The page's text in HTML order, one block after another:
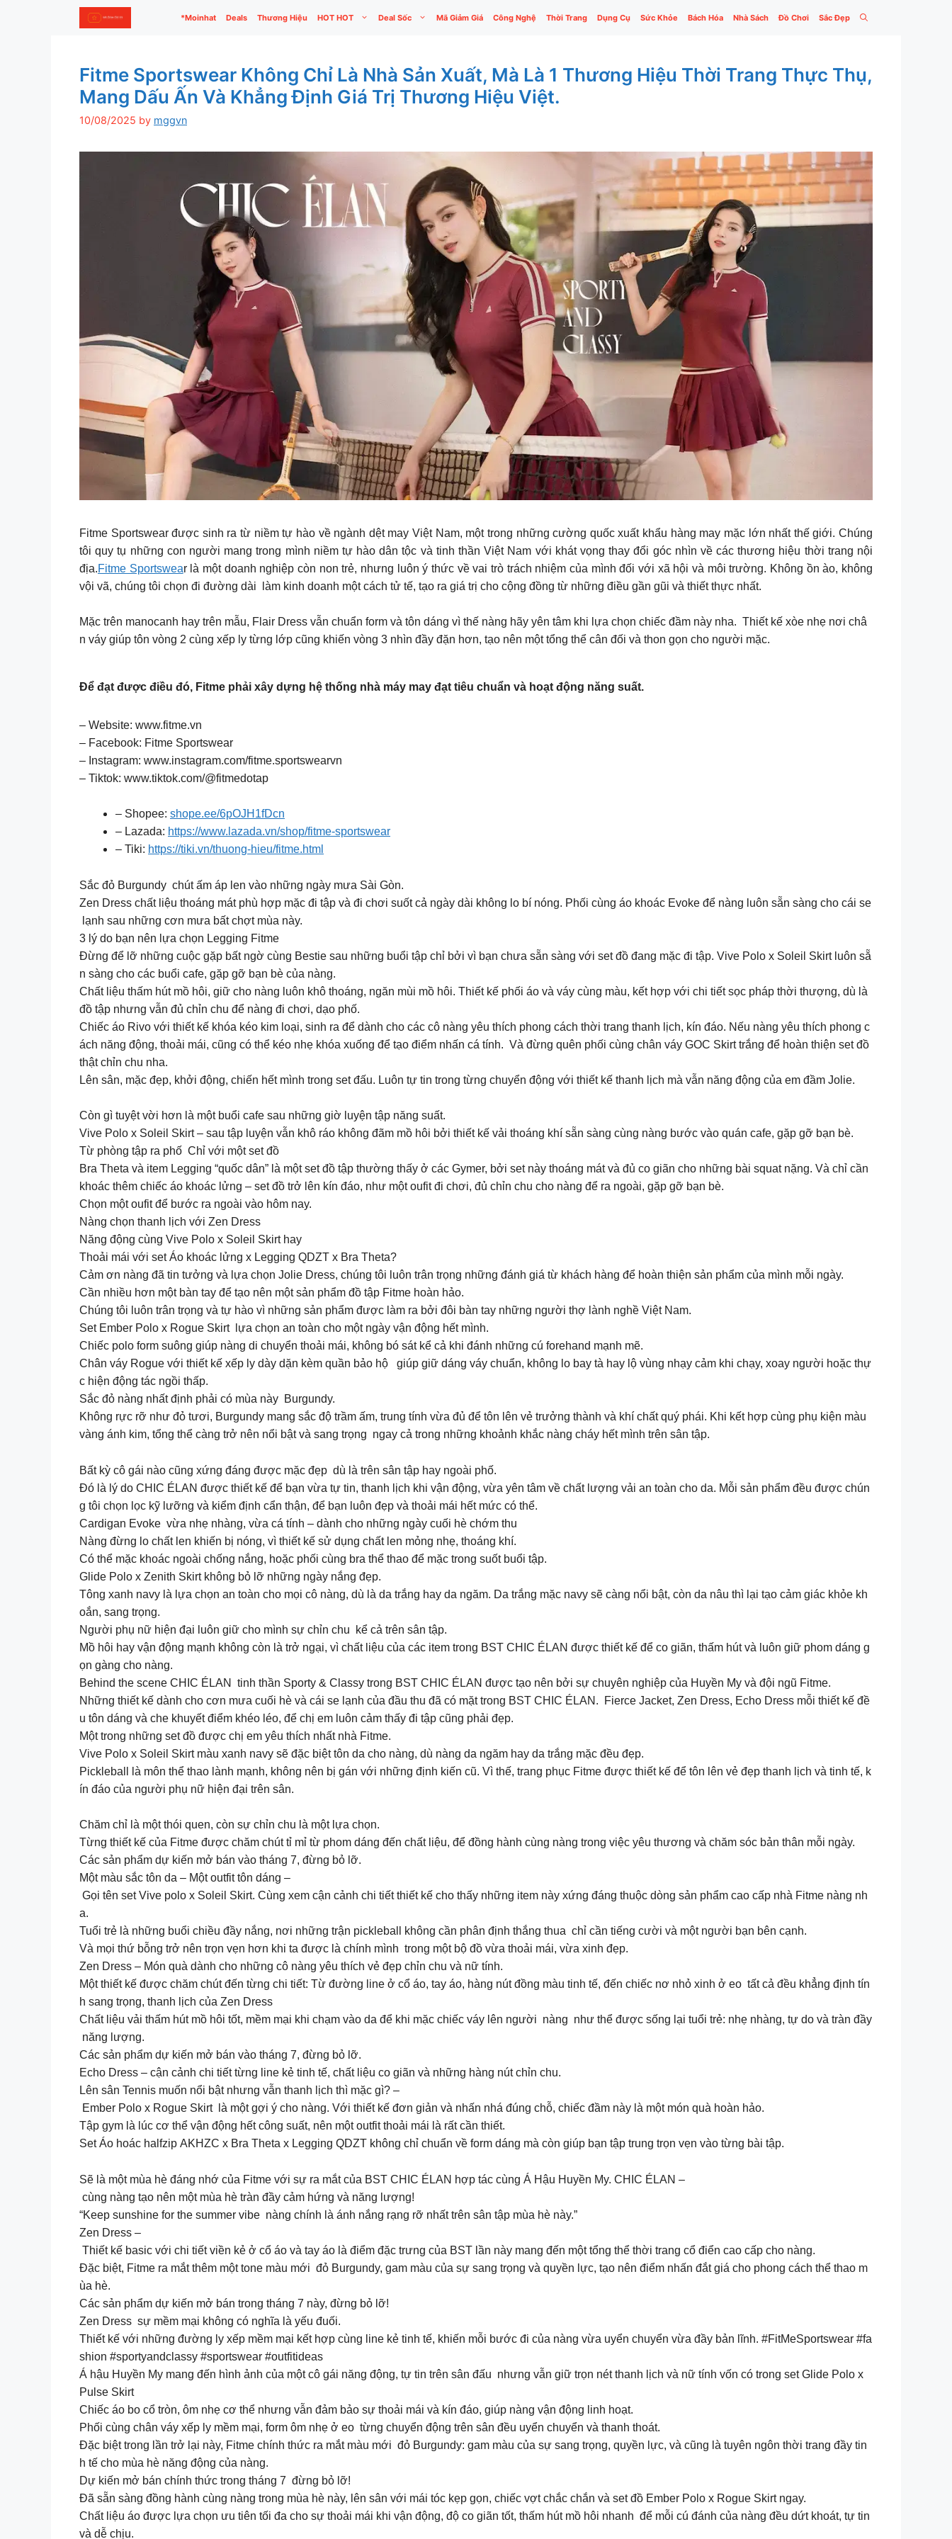
*Moinhat Deals Thương Hiệu HOT HOT Deal Sốc Mã Giảm Giá Công Nghệ Thời Trang Dụng Cụ Sức Khỏe Bách Hóa Nhà Sách Đồ Chơi Sắc Đẹp
Fitme Sportswear Không Chỉ Là Nhà Sản Xuất, Mà Là 1 Thương Hiệu Thời Trang Thực Thụ,
Mang Dấu Ấn Và Khẳng Định Giá Trị Thương Hiệu Việt.
10/08/2025 by mggvn
Fitme Sportswear được sinh ra từ niềm tự hào về ngành dệt may Việt Nam, một trong những cường quốc xuất khẩu hàng may mặc lớn nhất thế giới. Chúng
tôi quy tụ những con người mang trong mình niềm tự hào dân tộc và tinh thần Việt Nam với khát vọng thay đổi góc nhìn về các thương hiệu thời trang nội
địa.Fitme Sportswear là một doanh nghiệp còn non trẻ, nhưng luôn ý thức về vai trò trách nhiệm của mình đối với xã hội và môi trường. Không ồn ào, không
vội vã, chúng tôi chọn đi đường dài làm kinh doanh một cách tử tế, tạo ra giá trị cho cộng đồng từ những điều gần gũi và thiết thực nhất.
Mặc trên manocanh hay trên mẫu, Flair Dress vẫn chuẩn form và tôn dáng vì thế nàng hãy yên tâm khi lựa chọn chiếc đầm này nha. Thiết kế xòe nhẹ nơi châ
n váy giúp tôn vòng 2 cùng xếp ly từng lớp cũng khiến vòng 3 nhìn đầy đặn hơn, tạo nên một tổng thể cân đối và thon gọn cho người mặc.
Để đạt được điều đó, Fitme phải xây dựng hệ thống nhà máy may đạt tiêu chuẩn và hoạt động năng suất.
– Website: www.fitme.vn
– Facebook: Fitme Sportswear
– Instagram: www.instagram.com/fitme.sportswearvn
– Tiktok: www.tiktok.com/@fitmedotap
– Shopee: shope.ee/6pOJH1fDcn
– Lazada: https://www.lazada.vn/shop/fitme-sportswear
– Tiki: https://tiki.vn/thuong-hieu/fitme.html
Sắc đỏ Burgundy chút ấm áp len vào những ngày mưa Sài Gòn.
Zen Dress chất liệu thoáng mát phù hợp mặc đi tập và đi chơi suốt cả ngày dài không lo bí nóng. Phối cùng áo khoác Evoke để nàng luôn sẵn sàng cho cái se
lạnh sau những cơn mưa bất chợt mùa này.
3 lý do bạn nên lựa chọn Legging Fitme
Đừng để lỡ những cuộc gặp bất ngờ cùng Bestie sau những buổi tập chỉ bởi vì bạn chưa sẵn sàng với set đồ đang mặc đi tập. Vive Polo x Soleil Skirt luôn sẵ
n sàng cho các buổi cafe, gặp gỡ bạn bè của nàng.
Chất liệu thấm hút mồ hôi, giữ cho nàng luôn khô thoáng, ngăn mùi mồ hôi. Thiết kế phối áo và váy cùng màu, kết hợp với chi tiết sọc pháp thời thượng, dù là
đồ tập nhưng vẫn đủ chỉn chu để nàng đi chơi, dạo phố.
Chiếc áo Rivo với thiết kế khóa kéo kim loại, sinh ra để dành cho các cô nàng yêu thích phong cách thời trang thanh lịch, kín đáo. Nếu nàng yêu thích phong c
ách năng động, thoải mái, cũng có thể kéo nhẹ khóa xuống để tạo điểm nhấn cá tính. Và đừng quên phối cùng chân váy GOC Skirt trắng để hoàn thiện set đồ
thật chỉn chu nha.
Lên sân, mặc đẹp, khởi động, chiến hết mình trong set đấu. Luôn tự tin trong từng chuyển động với thiết kế thanh lịch mà vẫn năng động của em đầm Jolie.
Còn gì tuyệt vời hơn là một buổi cafe sau những giờ luyện tập năng suất.
Vive Polo x Soleil Skirt – sau tập luyện vẫn khô ráo không đãm mồ hôi bởi thiết kế vải thoáng khí sẵn sàng cùng nàng bước vào quán cafe, gặp gỡ bạn bè.
Từ phòng tập ra phố Chỉ với một set đồ
Bra Theta và item Legging “quốc dân” là một set đồ tập thường thấy ở các Gymer, bởi set này thoáng mát và đủ co giãn cho những bài squat nặng. Và chỉ cần
khoác thêm chiếc áo khoác lửng – set đồ trở lên kín đáo, như một oufit đi chơi, đủ chỉn chu cho nàng để ra ngoài, gặp gỡ bạn bè.
Chọn một oufit để bước ra ngoài vào hôm nay.
Nàng chọn thanh lịch với Zen Dress
Năng động cùng Vive Polo x Soleil Skirt hay
Thoải mái với set Áo khoác lửng x Legging QDZT x Bra Theta?
Cảm ơn nàng đã tin tưởng và lựa chọn Jolie Dress, chúng tôi luôn trân trọng những đánh giá từ khách hàng để hoàn thiện sản phẩm của mình mỗi ngày.
Cần nhiều hơn một bàn tay để tạo nên một sản phẩm đồ tập Fitme hoàn hảo.
Chúng tôi luôn trân trọng và tự hào vì những sản phẩm được làm ra bởi đôi bàn tay những người thợ lành nghề Việt Nam.
Set Ember Polo x Rogue Skirt lựa chọn an toàn cho một ngày vận động hết mình.
Chiếc polo form suông giúp nàng di chuyển thoải mái, không bó sát kể cả khi đánh những cú forehand mạnh mẽ.
Chân váy Rogue với thiết kế xếp ly dày dặn kèm quần bảo hộ giúp giữ dáng váy chuẩn, không lo bay tà hay lộ vùng nhạy cảm khi chạy, xoay người hoặc thự
c hiện động tác ngồi thấp.
Sắc đỏ nàng nhất định phải có mùa này Burgundy.
Không rực rỡ như đỏ tươi, Burgundy mang sắc độ trầm ấm, trung tính vừa đủ để tôn lên vẻ trưởng thành và khí chất quý phái. Khi kết hợp cùng phụ kiện màu
vàng ánh kim, tổng thể càng trở nên nổi bật và sang trọng ngay cả trong những khoảnh khắc nàng cháy hết mình trên sân tập.
Bất kỳ cô gái nào cũng xứng đáng được mặc đẹp dù là trên sân tập hay ngoài phố.
Đó là lý do CHIC ÉLAN được thiết kế để bạn vừa tự tin, thanh lịch khi vận động, vừa yên tâm về chất lượng vải an toàn cho da. Mỗi sản phẩm đều được chún
g tôi chọn lọc kỹ lưỡng và kiểm định cẩn thận, để bạn luôn đẹp và thoải mái hết mức có thể.
Cardigan Evoke vừa nhẹ nhàng, vừa cá tính – dành cho những ngày cuối hè chớm thu
Nàng đừng lo chất len khiến bị nóng, vì thiết kế sử dụng chất len mỏng nhẹ, thoáng khí.
Có thể mặc khoác ngoài chống nắng, hoặc phối cùng bra thể thao để mặc trong suốt buổi tập.
Glide Polo x Zenith Skirt không bỏ lỡ những ngày nắng đẹp.
Tông xanh navy là lựa chọn an toàn cho mọi cô nàng, dù là da trắng hay da ngăm. Da trắng mặc navy sẽ càng nổi bật, còn da nâu thì lại tạo cảm giác khỏe kh
oắn, sang trọng.
Người phụ nữ hiện đại luôn giữ cho mình sự chỉn chu kể cả trên sân tập.
Mồ hôi hay vận động mạnh không còn là trở ngại, vì chất liệu của các item trong BST CHIC ÉLAN được thiết kế để co giãn, thấm hút và luôn giữ phom dáng g
ọn gàng cho nàng.
Behind the scene CHIC ÉLAN tinh thần Sporty & Classy trong BST CHIC ÉLAN được tạo nên bởi sự chuyên nghiệp của Huyền My và đội ngũ Fitme.
Những thiết kế dành cho cơn mưa cuối hè và cái se lạnh của đầu thu đã có mặt trong BST CHIC ÉLAN. Fierce Jacket, Zen Dress, Echo Dress mỗi thiết kế đề
u tôn dáng và che khuyết điểm khéo léo, để chị em luôn cảm thấy đi tập cũng phải đẹp.
Một trong những set đồ được chị em yêu thích nhất nhà Fitme.
Vive Polo x Soleil Skirt màu xanh navy sẽ đặc biệt tôn da cho nàng, dù nàng da ngăm hay da trắng mặc đều đẹp.
Pickleball là môn thể thao lành mạnh, không nên bị gán với những định kiến cũ. Vì thế, trang phục Fitme được thiết kế để tôn lên vẻ đẹp thanh lịch và tinh tế, k
ín đáo của người phụ nữ hiện đại trên sân.
Chăm chỉ là một thói quen, còn sự chỉn chu là một lựa chọn.
Từng thiết kế của Fitme được chăm chút tỉ mỉ từ phom dáng đến chất liệu, để đồng hành cùng nàng trong việc yêu thương và chăm sóc bản thân mỗi ngày.
Các sản phẩm dự kiến mở bán vào tháng 7, đừng bỏ lỡ.
Một màu sắc tôn da – Một outfit tôn dáng –
Gọi tên set Vive polo x Soleil Skirt. Cùng xem cận cảnh chi tiết thiết kế cho thấy những item này xứng đáng thuộc dòng sản phẩm cao cấp nhà Fitme nàng nh
a.
Tuổi trẻ là những buổi chiều đầy nắng, nơi những trận pickleball không cần phân định thắng thua chỉ cần tiếng cười và một người bạn bên cạnh.
Và mọi thứ bỗng trở nên trọn vẹn hơn khi ta được là chính mình trong một bộ đồ vừa thoải mái, vừa xinh đẹp.
Zen Dress – Món quà dành cho những cô nàng yêu thích vẻ đẹp chỉn chu và nữ tính.
Một thiết kế được chăm chút đến từng chi tiết: Từ đường line ở cổ áo, tay áo, hàng nút đồng màu tinh tế, đến chiếc nơ nhỏ xinh ở eo tất cả đều khẳng định tín
h sang trọng, thanh lịch của Zen Dress
Chất liệu vải thấm hút mồ hôi tốt, mềm mại khi chạm vào da để khi mặc chiếc váy lên người nàng như thể được sống lại tuổi trẻ: nhẹ nhàng, tự do và tràn đầy
năng lượng.
Các sản phẩm dự kiến mở bán vào tháng 7, đừng bỏ lỡ.
Echo Dress – cận cảnh chi tiết từng line kẻ tinh tế, chất liệu co giãn và những hàng nút chỉn chu.
Lên sân Tennis muốn nổi bật nhưng vẫn thanh lịch thì mặc gì? –
Ember Polo x Rogue Skirt là một gợi ý cho nàng. Với thiết kế đơn giản và nhấn nhá đúng chỗ, chiếc đầm này là một món quà hoàn hảo.
Tập gym là lúc cơ thể vận động hết công suất, nên một outfit thoải mái là rất cần thiết.
Set Áo hoác halfzip AKHZC x Bra Theta x Legging QDZT không chỉ chuẩn về form dáng mà còn giúp bạn tập trung trọn vẹn vào từng bài tập.
Sẽ là một mùa hè đáng nhớ của Fitme với sự ra mắt của BST CHIC ÉLAN hợp tác cùng Á Hậu Huyền My. CHIC ÉLAN –
cùng nàng tạo nên một mùa hè tràn đầy cảm hứng và năng lượng!
“Keep sunshine for the summer vibe nàng chính là ánh nắng rạng rỡ nhất trên sân tập mùa hè này.”
Zen Dress –
Thiết kế basic với chi tiết viền kẻ ở cổ áo và tay áo là điểm đặc trưng của BST lần này mang đến một tổng thể thời trang cổ điển cao cấp cho nàng.
Đặc biệt, Fitme ra mắt thêm một tone màu mới đỏ Burgundy, gam màu của sự sang trọng và quyền lực, tạo nên điểm nhấn đắt giá cho phong cách thể thao m
ùa hè.
Các sản phẩm dự kiến mở bán trong tháng 7 này, đừng bỏ lỡ!
Zen Dress sự mềm mại không có nghĩa là yếu đuối.
Thiết kế với những đường ly xếp mềm mại kết hợp cùng line kẻ tinh tế, khiến mỗi bước đi của nàng vừa uyển chuyển vừa đầy bản lĩnh. #FitMeSportswear #fa
shion #sportyandclassy #sportswear #outfitideas
Á hậu Huyền My mang đến hình ảnh của một cô gái năng động, tự tin trên sân đấu nhưng vẫn giữ trọn nét thanh lịch và nữ tính vốn có trong set Glide Polo x
Pulse Skirt
Chiếc áo bo cổ tròn, ôm nhẹ cơ thể nhưng vẫn đảm bảo sự thoải mái và kín đáo, giúp nàng vận động linh hoạt.
Phối cùng chân váy xếp ly mềm mại, form ôm nhẹ ở eo từng chuyển động trên sân đều uyển chuyển và thanh thoát.
Đặc biệt trong lần trở lại này, Fitme chính thức ra mắt màu mới đỏ Burgundy: gam màu của sự sang trọng, quyền lực, và cũng là tuyên ngôn thời trang đầy tin
h tế cho mùa hè năng động của nàng.
Dự kiến mở bán chính thức trong tháng 7 đừng bỏ lỡ!
Đã sẵn sàng đồng hành cùng nàng trong mùa hè này, lên sân với mái tóc kẹp gọn, chiếc vợt chắc chắn và set đồ Ember Polo x Rogue Skirt ngay.
Chất liệu áo được lựa chọn ưu tiên tối đa cho sự thoải mái khi vận động, độ co giãn tốt, thấm hút mồ hôi nhanh để mỗi cú đánh của nàng đều dứt khoát, tự tin
và dễ chịu.